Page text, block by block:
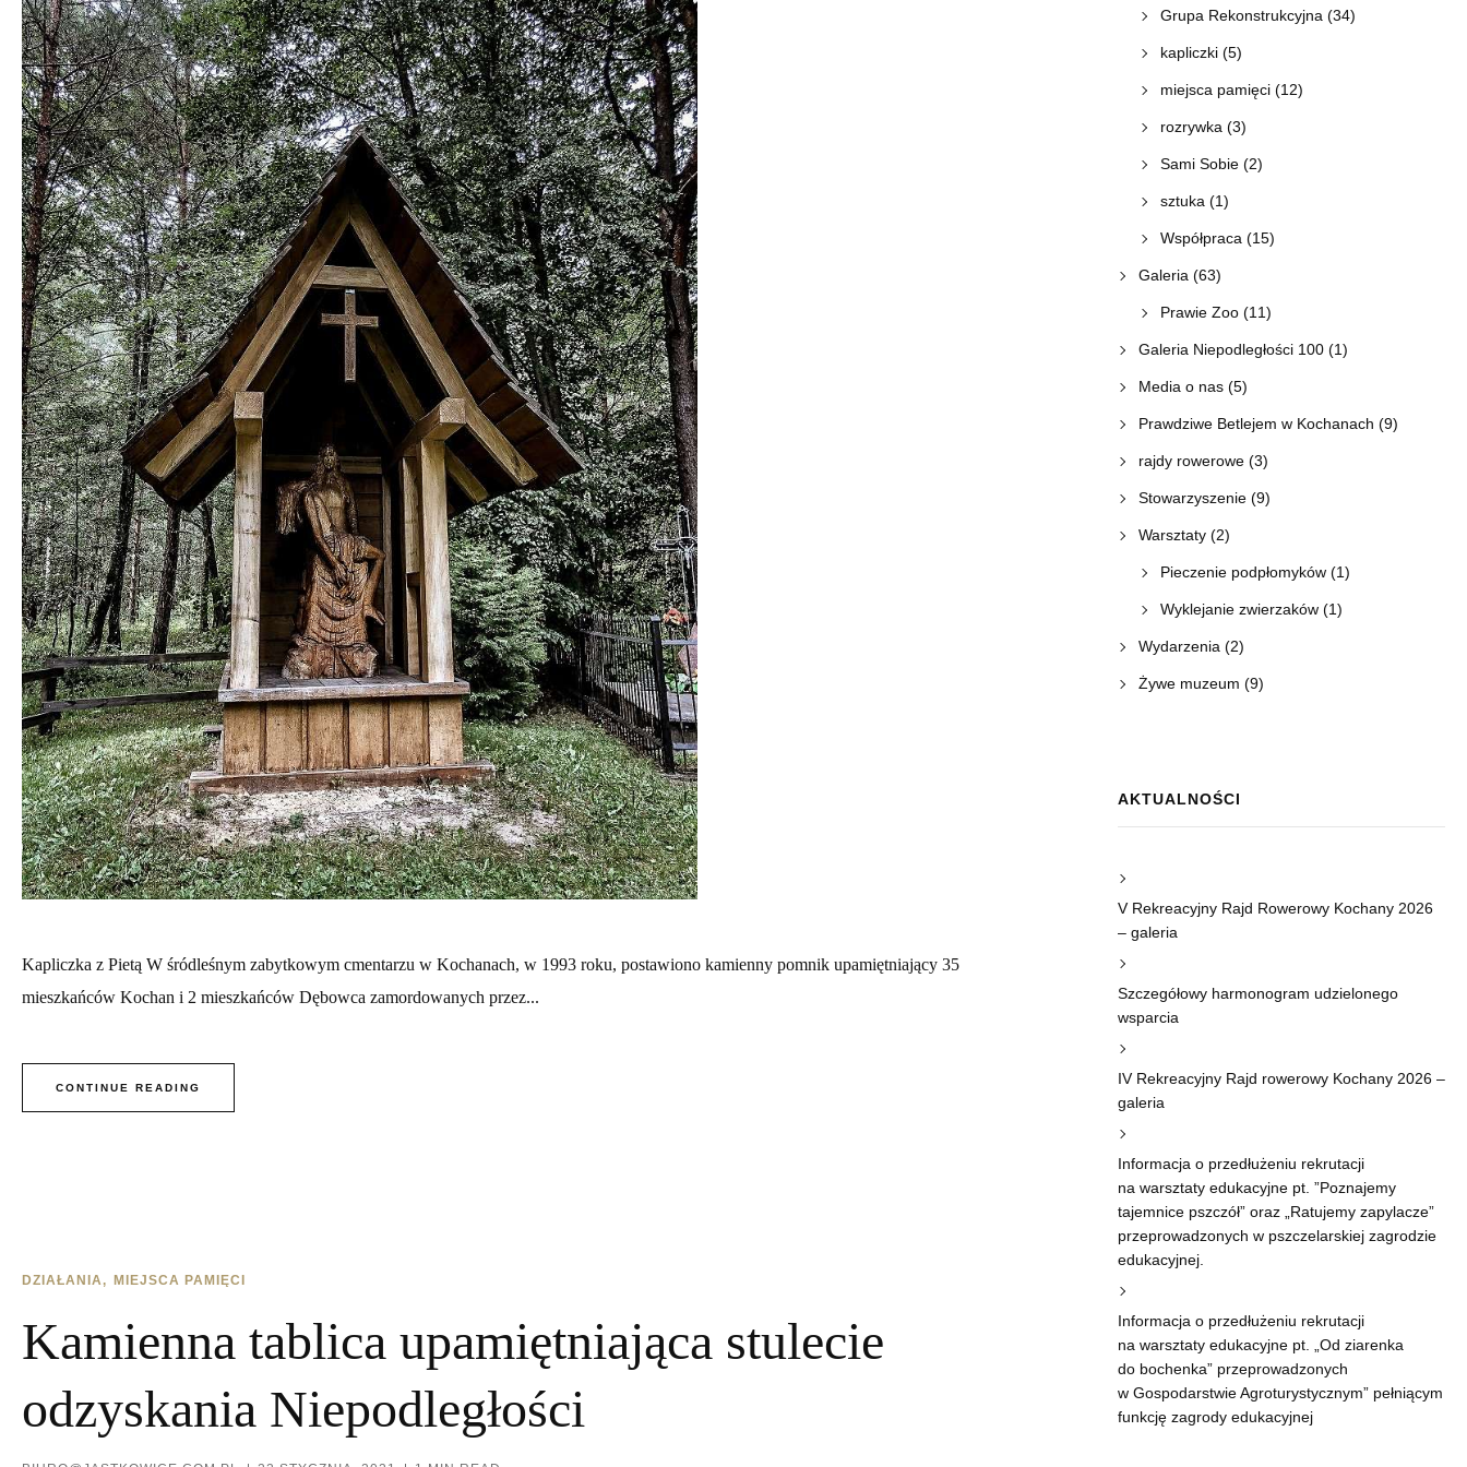
Kapliczka z Pietą W śródleśnym zabytkowym cmentarzu w Kochanach, w 1993 roku, postawiono kamienny pomnik upamiętniający 35
mieszkańców Kochan i 2 mieszkańców Dębowca zamordowanych przez...
CONTINUE READING
DZIAŁANIA MIEJSCA PAMIĘCI
Kamienna tablica upamiętniająca stulecie
odzyskania Niepodległości
Grupa Rekonstrukcyjna (34)
kapliczki(5)
miejsca pamięci(12)
rozrywka (3)
Sami Sobie(2)
sztuka (1)
Współpraca (15)
Galeria (63)
Prawie Zoo(11)
Galeria Niepodległości 100(1)
Media o nas(5)
Prawdziwe Betlejem w Kochanach (9)
rajdy rowerowe(3)
Stowarzyszenie(9)
Warsztaty(2)
Pieczenie podpłomyków(1)
Wyklejanie zwierzaków(1)
Wydarzenia (2)
Żywe muzeum (9)
AKTUALNOŚCI
V Rekreacyjny Rajd Rowerowy Kochany 2026
– galeria
Szczegółowy harmonogram udzielonego
wsparcia
IV Rekreacyjny Rajd rowerowy Kochany 2026 –
galeria
Informacja o przedłużeniu rekrutacji
na warsztaty edukacyjne pt. ”Poznajemy
tajemnice pszczół” oraz „Ratujemy zapylacze”
przeprowadzonych w pszczelarskiej zagrodzie
edukacyjnej.
Informacja o przedłużeniu rekrutacji
na warsztaty edukacyjne pt. „Od ziarenka
do bochenka” przeprowadzonych
w Gospodarstwie Agroturystycznym” pełniącym
funkcję zagrody edukacyjnej